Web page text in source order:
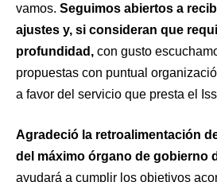
vamos. Seguimos abiertos a
ajustes y, si consideran que
profundidad, con gusto
propuestas con puntual
a favor del servicio que presta el
Agradeció la retroalimentación
del máximo órgano de gobierno
ayudará a cumplir los objetivos